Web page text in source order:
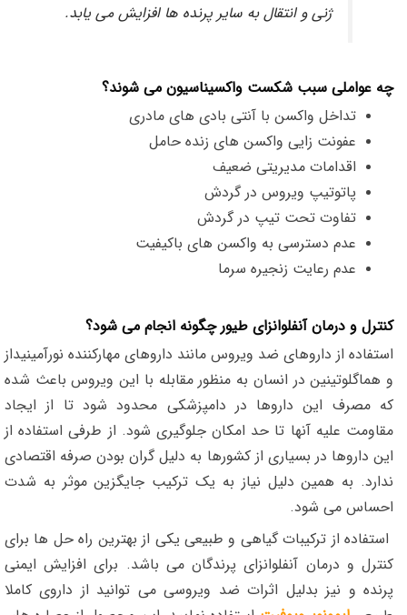
ژنی و انتقال به سایر پرنده ها افزایش می یابد.
چه عواملی سبب شکست واکسیناسیون می شوند؟
تداخل واکسن با آنتی بادی های مادری
عفونت زایی واکسن های زنده حامل
اقدامات مدیریتی ضعیف
پاتوتیپ ویروس در گردش
تفاوت تحت تیپ در گردش
عدم دسترسی به واکسن های باکیفیت
عدم رعایت زنجیره سرما
کنترل و درمان آنفلوانزای طیور چگونه انجام می شود؟
استفاده از داروهای ضد ویروس مانند داروهای مهارکننده نورآمینیداز
و هماگلوتینین در انسان به منظور مقابله با این ویروس باعث شده
که مصرف این داروها در دامپزشکی محدود شود تا از ایجاد
مقاومت علیه آنها تا حد امکان جلوگیری شود. از طرفی استفاده از
این داروها در بسیاری از کشورها به دلیل گران بودن صرفه اقتصادی
ندارد. به همین دلیل نیاز به یک ترکیب جایگزین موثر به شدت
احساس می شود.
استفاده از ترکیبات گیاهی و طبیعی یکی از بهترین راه حل ها برای
کنترل و درمان آنفلوانزای پرندگان می باشد. برای افزایش ایمنی
پرنده و نیز بدلیل اثرات ضد ویروسی می توانید از داروی کاملا